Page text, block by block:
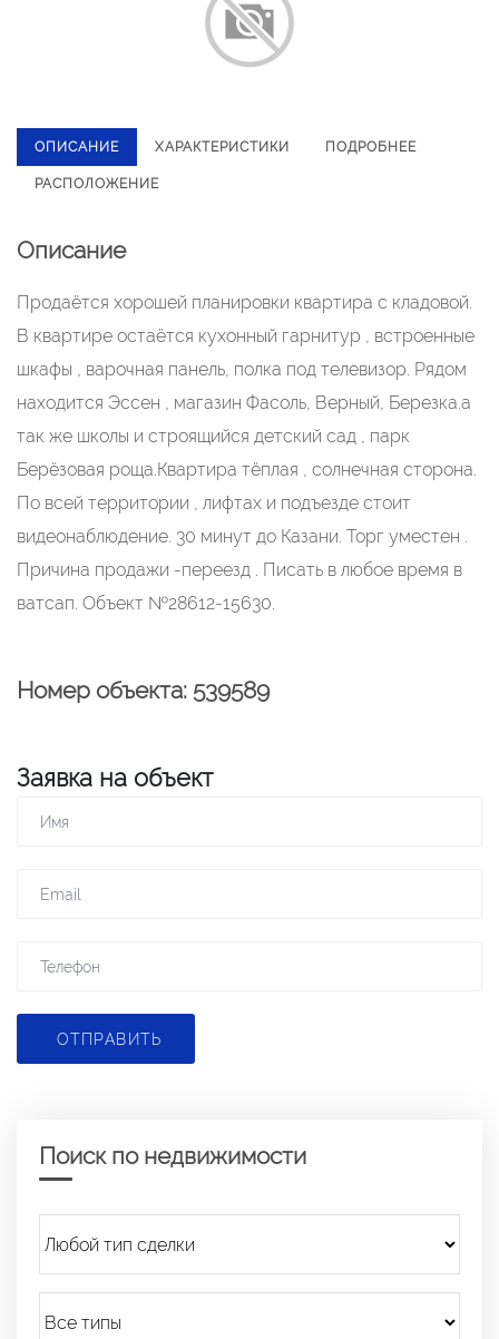
ОПИСАНИЕ ХАРАКТЕРИСТИКИ ПОДРОБНЕЕ
РАСПОЛОЖЕНИЕ
Описание
Продаётся хорошей планировки квартира с кладовой.
В квартире остаётся кухонный гарнитур , встроенные
шкафы , варочная панель, полка под телевизор. Рядом
находится Эссен , магазин Фасоль, Верный, Березка.а
так же школы и строящийся детский сад , парк
Берёзовая роща.Квартира тёплая , солнечная сторона.
По всей территории , лифтах и подъезде стоит
видеонаблюдение. 30 минут до Казани. Торг уместен .
Причина продажи -переезд . Писать в любое время в
ватсап. Объект №28612-15630.
Номер объекта: 539589
Заявка на объект
ОТПРАВИТЬ
Поиск по недвижимости